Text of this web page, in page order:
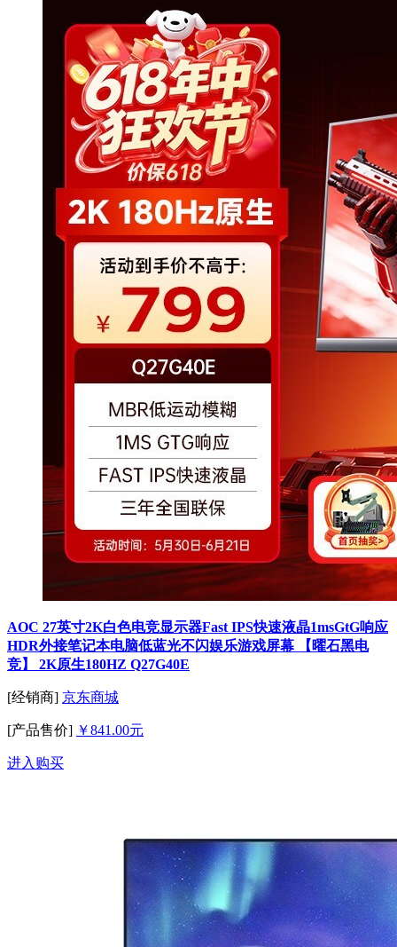
AOC 27英寸2K白色电竞显示器Fast IPS快速液晶1msGtG响应
HDR外接笔记本电脑低蓝光不闪娱乐游戏屏幕 【曜石黑电
竞】 2K原生180HZ Q27G40E
[经销商] 京东商城
[产品售价] ￥841.00元
进入购买